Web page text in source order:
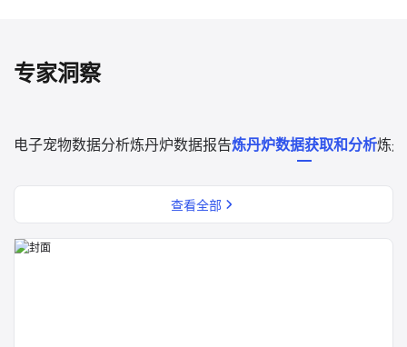
专家洞察
电子宠物数据分析炼丹炉数据报告炼丹炉数据获取和分析炼
查看全部